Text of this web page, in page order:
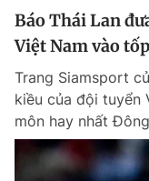
Báo Thái Lan
Việt Nam vào
Trang Siamsport
kiều của đội tuyển
môn hay nhất